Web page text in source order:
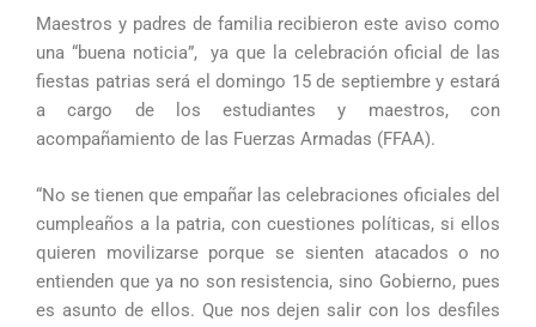
Maestros y padres de familia recibieron este aviso como
una “buena noticia”, ya que la celebración oficial de las
fiestas patrias será el domingo 15 de septiembre y estará
a cargo de los estudiantes y maestros, con
acompañamiento de las Fuerzas Armadas (FFAA).
“No se tienen que empañar las celebraciones oficiales del
cumpleaños a la patria, con cuestiones políticas, si ellos
quieren movilizarse porque se sienten atacados o no
entienden que ya no son resistencia, sino Gobierno, pues
es asunto de ellos. Que nos dejen salir con los desfiles